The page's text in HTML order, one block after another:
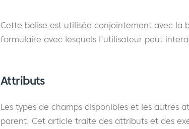
Cette balise est utilisée conjointement avec la
formulaire avec lesquels l'utilisateur peut
Attributs
Les types de champs disponibles et les
parent. Cet article traite des attributs et des